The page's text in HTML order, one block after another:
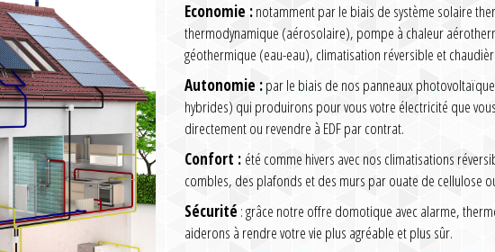
Economie :notamment par le biais de système solaire
thermodynamique (aérosolaire), pompe à chaleur
géothermique (eau-eau), climatisation réversible et
Autonomie :par le biais de nos panneaux
hybrides) qui produirons pour vous votre électricité que
directement ou revendre à EDF par contrat.
Confort : été comme hivers avec nos climatisations
combles, des plafonds et des murs par ouate de cellulose
Sécurité : grâce notre offre domotique avec alarme,
aiderons à rendre votre vie plus agréable et plus sûr.